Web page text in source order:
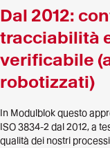
Dal 2012:
tracciabilità
verificabile
robotizzati)
In Modulblok questo
ISO 3834-2 dal 2012, a
qualità dei nostri